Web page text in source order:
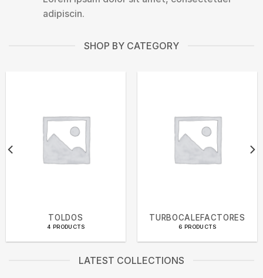
adipiscin.
SHOP BY CATEGORY
TOLDOS
4 PRODUCTS
TURBOCALEFACTORES
6 PRODUCTS
LATEST COLLECTIONS